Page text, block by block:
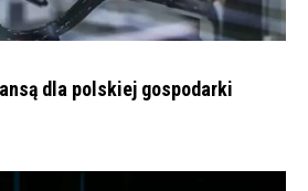
dla polskiej gospodarki